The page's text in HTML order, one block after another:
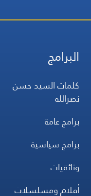
البرامج
كلمات السيد حسن
نصرالله
برامج عامة
برامج سياسية
وثائقيات
أفلام ومسلسلات